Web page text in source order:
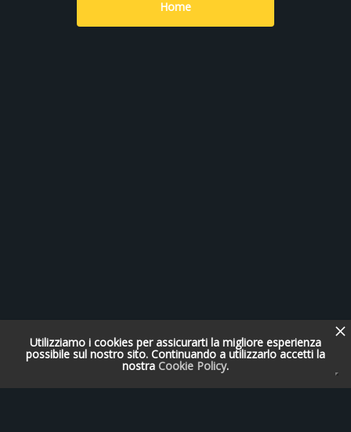
Utilizziamo i cookies per assicurarti la migliore esperienza
possibile sul nostro sito. Continuando a utilizzarlo accetti la
nostra Cookie Policy.
Home